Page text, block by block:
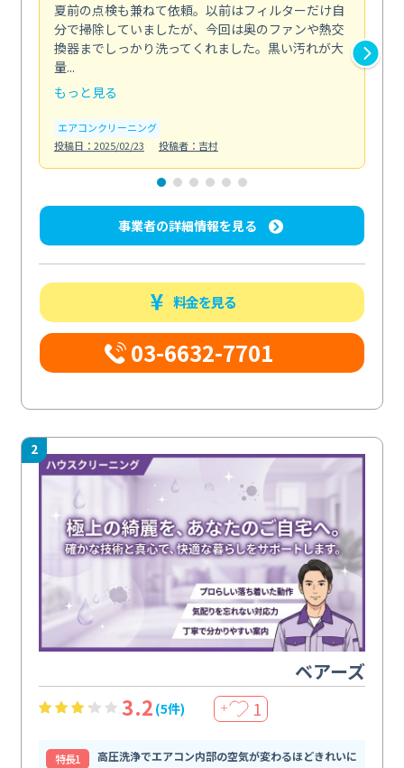
夏前の点検も兼ねて依頼。以前はフィルターだけ自
分で掃除していましたが、今回は奥のファンや熱交
換器までしっかり洗ってくれました。黒い汚れが大
量...
もっと見る
エアコンクリーニング
投稿日：2025/02/23
投稿者：吉村
事業者の詳細情報を見る
料金を見る
03-6632-7701
2
ベアーズ
3.2 (5件) ＋ 1
特⻑1
高圧洗浄でエアコン内部の空気が変わるほどきれいに